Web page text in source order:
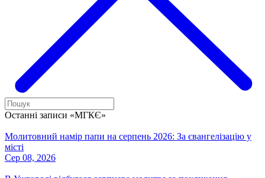
Останні записи «МГКЄ»
Молитовний намір папи на серпень 2026: За євангелізацію у
місті
Сер 08, 2026